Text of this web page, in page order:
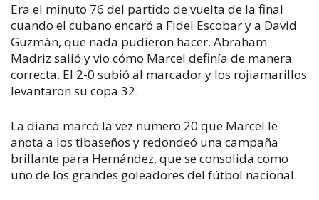
Era el minuto 76 del partido de vuelta de la final
cuando el cubano encaró a Fidel Escobar y a David
Guzmán, que nada pudieron hacer. Abraham
Madriz salió y vio cómo Marcel definía de manera
correcta. El 2-0 subió al marcador y los rojiamarillos
levantaron su copa 32.
La diana marcó la vez número 20 que Marcel le
anota a los tibaseños y redondeó una campaña
brillante para Hernández, que se consolida como
uno de los grandes goleadores del fútbol nacional.